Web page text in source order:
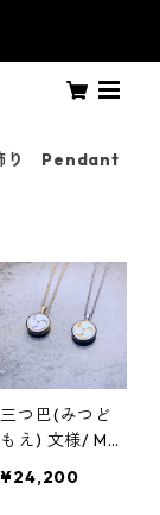
り Pendant
三つ巴(みつど
もえ) 文様/ Mo
金目 Pendant
¥24,200